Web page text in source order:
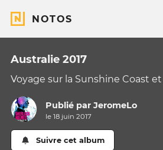
NOTOS
Australie 2017
Voyage sur la Sunshine Coast
Publié parJeromeLo
le 18 juin 2017
Suivre cet album